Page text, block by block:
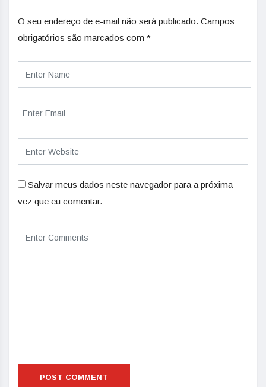
O seu endereço de e-mail não será publicado. Campos
obrigatórios são marcados com *
Salvar meus dados neste navegador para a próxima
vez que eu comentar.